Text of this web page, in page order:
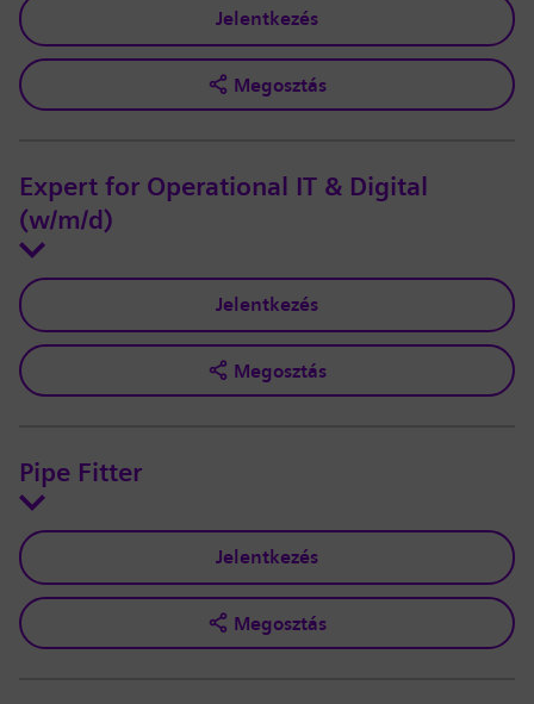
Jelentkezés
Megosztás
Expert for Operational IT & Digital
(w/m/d)
Jelentkezés
Megosztás
Pipe Fitter
Jelentkezés
Megosztás